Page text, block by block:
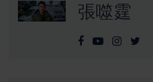
張噬霆